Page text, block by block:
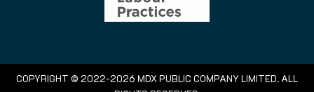
COPYRIGHT © 2022-2026 MDX PUBLIC COMPANY LIMITED. ALL